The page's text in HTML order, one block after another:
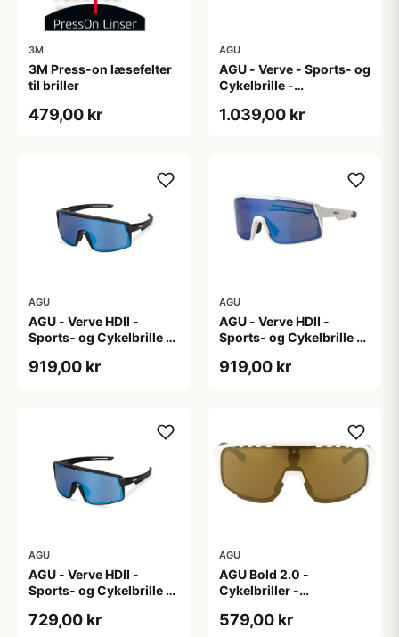
3M
3M Press-on læsefelter
til briller
479,00 kr
AGU
AGU - Verve - Sports- og
Cykelbrille -
Mat Sort
1.039,00 kr
AGU
AGU - Verve HDII -
Sports- og Cykelbrille -
919,00 kr
AGU
AGU - Verve HDII -
Sports- og Cykelbrille -
919,00 kr
AGU
AGU - Verve HDII -
Sports- og Cykelbrille -
Sort/Gul
729,00 kr
AGU
AGU Bold 2.0 -
Cykelbriller -
579,00 kr